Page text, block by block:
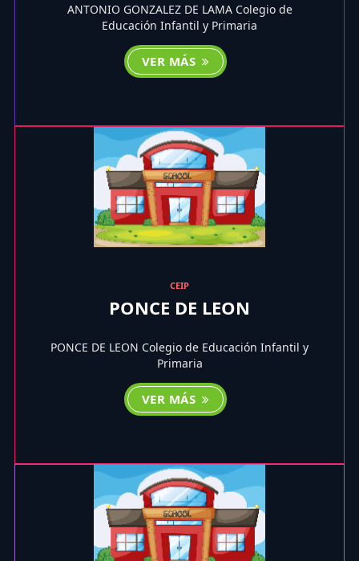
ANTONIO GONZALEZ DE LAMA Colegio de
Educación Infantil y Primaria
VER MÁS
CEIP
PONCE DE LEON
PONCE DE LEON Colegio de Educación Infantil y
Primaria
VER MÁS